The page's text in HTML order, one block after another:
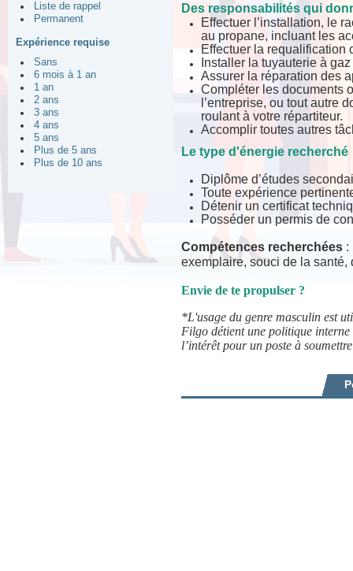
Liste de rappel
Permanent
Expérience requise
Sans
6 mois à 1 an
1 an
2 ans
3 ans
4 ans
5 ans
Plus de 5 ans
Plus de 10 ans
Des responsabilités qui
Effectuer l’installation, le
au propane, incluant les
Effectuer la requalification
Installer la tuyauterie à
Assurer la réparation des
Compléter les documents
l’entreprise, ou tout autre
roulant à votre répartiteur.
Accomplir toutes autres
Le type d'énergie recherché
Diplôme d’études
Toute expérience
Détenir un certificat
Posséder un permis de
Compétences recherchées :
exemplaire, souci de la santé,
Envie de te propulser ?
*L'usage du genre masculin est
Filgo détient une politique
l’intérêt pour un poste à